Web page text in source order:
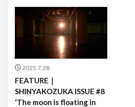
2025.7.28
FEATURE｜
SHINYAKOZUKA ISSUE #8
‘The moon is floating in